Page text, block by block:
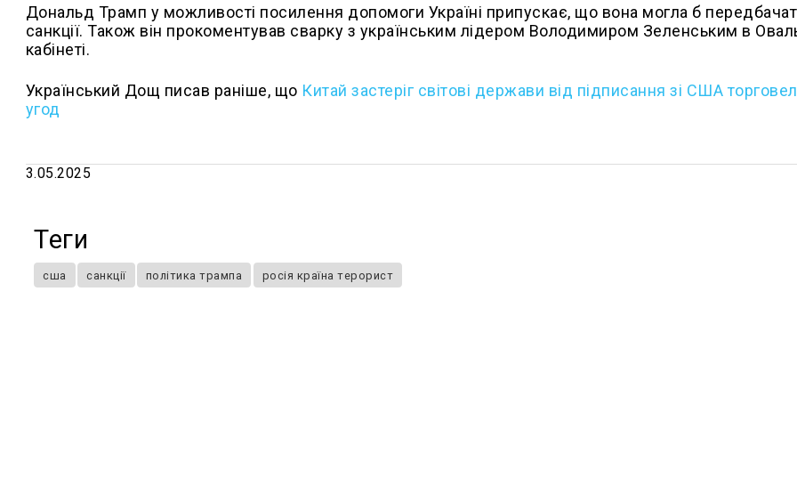
Дональд Трамп у можливості посилення допомоги Україні припускає, що вона могла б
санкції. Також він прокоментував сварку з українським лідером Володимиром Зеленським в
кабінеті.
Український Дощ писав раніше, що Китай застеріг світові держави від підписання зі США
угод
3.05.2025
Теги
сша санкції політика трампа росія країна терорист